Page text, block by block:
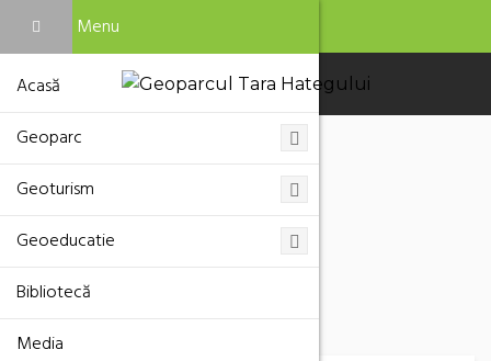
Menu
Acasă
Geoparc
Geoturism
Geoeducatie
Bibliotecă
Media